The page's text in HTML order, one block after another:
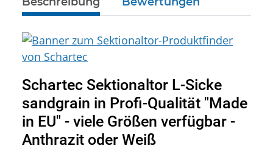
Schartec Sektionaltor L-Sicke
sandgrain in Profi-Qualität "Made
in EU" - viele Größen verfügbar -
Anthrazit oder Weiß